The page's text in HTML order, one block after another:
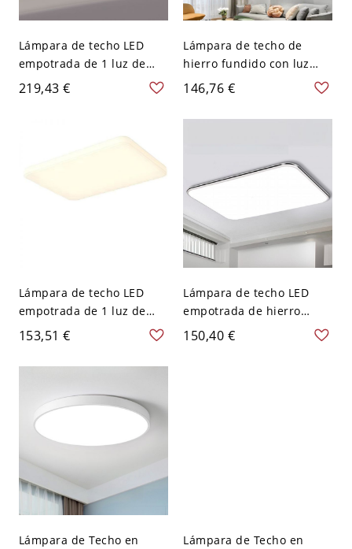
Lámpara de techo LED
empotrada de 1 luz de
hierro fundido con
pantalla acrílica para uso
cálida/blanca/neutra de
atenuación), rectangular
219,43 €
Lámpara de techo de
hierro fundido con luz
pura, color tiza, 1 luz,
pantalla acrílica, LED
empotrado, 110V-120V,
146,76 €
Lámpara de techo LED
empotrada de 1 luz de
hierro fundido con
pantalla acrílica, 110V-
120V, tres niveles (luz
atenuación), rectangular
153,51 €
Lámpara de techo LED
empotrada de hierro
fundido ligero Chalk 1 con
luz pura y pantalla de
150,40 €
Lámpara de Techo en
Lámpara de Techo en